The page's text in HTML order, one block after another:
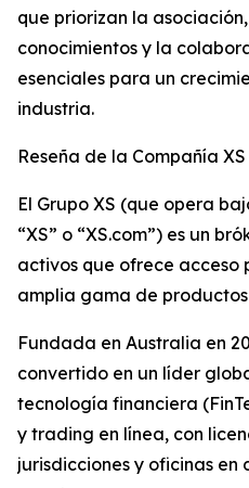
que priorizan la
conocimientos y la
esenciales para un
industria.
Reseña de la Compañía XS
El Grupo XS (que opera
“XS” o “XS.com”) es un
activos que ofrece acceso
amplia gama de
Fundada en Australia en
convertido en un líder
tecnología financiera
y trading en línea, con
jurisdicciones y oficinas en